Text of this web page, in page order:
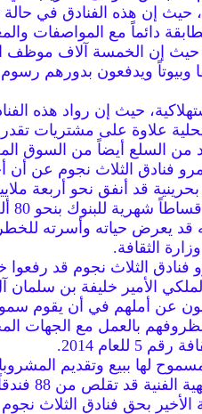
حيث إن هذه الفنادق في
دائماً مع المواصفات
حيث إن الخمسة آلاف موظف
ويدفعون بدورهم رسوم
حيث إن رواد هذه
علاوة على مشتريات تقدر
من السلع أيضاً من السوق
فنادق الثلاث نجوم عن أن
قد أنفق نحو أربعة
قد يعرض حياته وأسرته
الثقافة.
الثلاث نجوم قد رفعوا
الأمير خليفة بن سلمان
عن أملهم في أن يقوم سموه
بالعمل مع الجهات
للعام 2014.
لها ببيع وتقديم
الأخير بحق فنادق الثلاث